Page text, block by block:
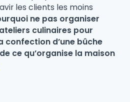
les clients les moins
ne pas organiser
culinaires pour
confection d’une bûche
ce qu’organise la maison